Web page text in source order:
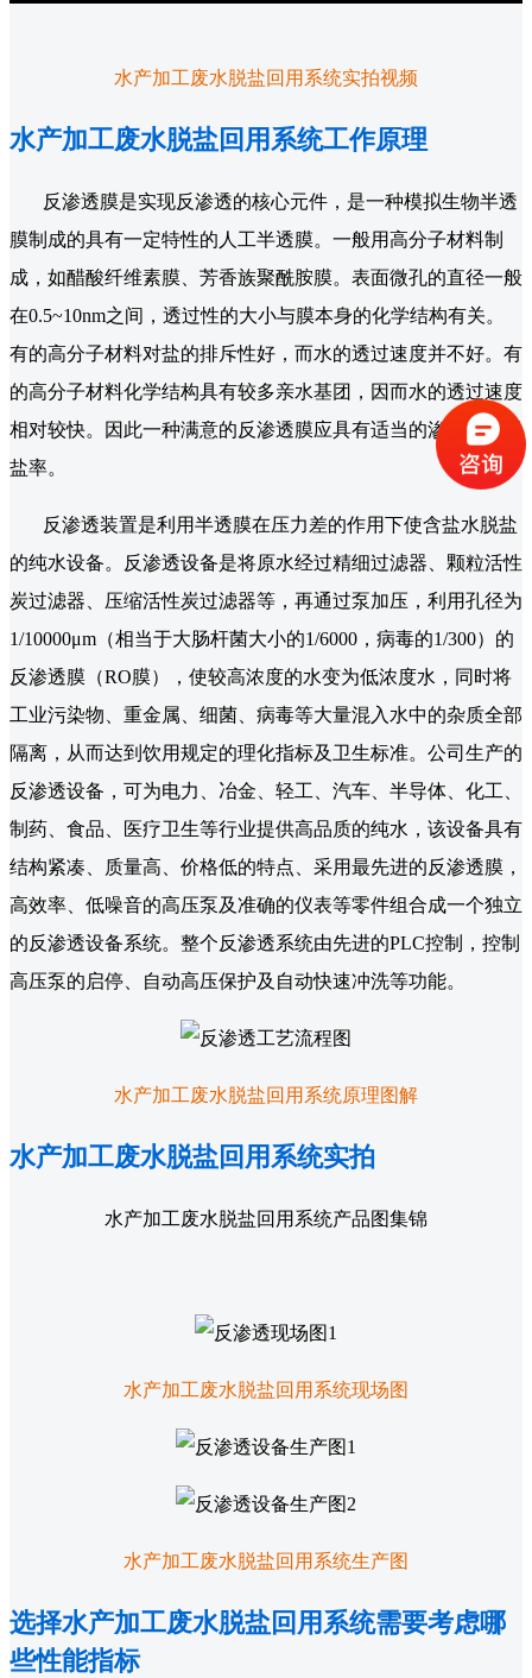
水产加工废水脱盐回用系统实拍视频
水产加工废水脱盐回用系统工作原理
反渗透膜是实现反渗透的核心元件，是一种模拟生物半透
膜制成的具有一定特性的人工半透膜。一般用高分子材料制
成，如醋酸纤维素膜、芳香族聚酰胺膜。表面微孔的直径一般
在0.5~10nm之间，透过性的大小与膜本身的化学结构有关。
有的高分子材料对盐的排斥性好，而水的透过速度并不好。有
的高分子材料化学结构具有较多亲水基团，因而水的透过速度
相对较快。因此一种满意的反渗透膜应具有适当的渗透量或脱
盐率。
反渗透装置是利用半透膜在压力差的作用下使含盐水脱盐
的纯水设备。反渗透设备是将原水经过精细过滤器、颗粒活性
炭过滤器、压缩活性炭过滤器等，再通过泵加压，利用孔径为
1/10000μm（相当于大肠杆菌大小的1/6000，病毒的1/300）的
反渗透膜（RO膜），使较高浓度的水变为低浓度水，同时将
工业污染物、重金属、细菌、病毒等大量混入水中的杂质全部
隔离，从而达到饮用规定的理化指标及卫生标准。公司生产的
反渗透设备，可为电力、冶金、轻工、汽车、半导体、化工、
制药、食品、医疗卫生等行业提供高品质的纯水，该设备具有
结构紧凑、质量高、价格低的特点、采用最先进的反渗透膜，
高效率、低噪音的高压泵及准确的仪表等零件组合成一个独立
的反渗透设备系统。整个反渗透系统由先进的PLC控制，控制
高压泵的启停、自动高压保护及自动快速冲洗等功能。
水产加工废水脱盐回用系统原理图解
水产加工废水脱盐回用系统实拍
水产加工废水脱盐回用系统产品图集锦
水产加工废水脱盐回用系统现场图
水产加工废水脱盐回用系统生产图
选择水产加工废水脱盐回用系统需要考虑哪
些性能指标